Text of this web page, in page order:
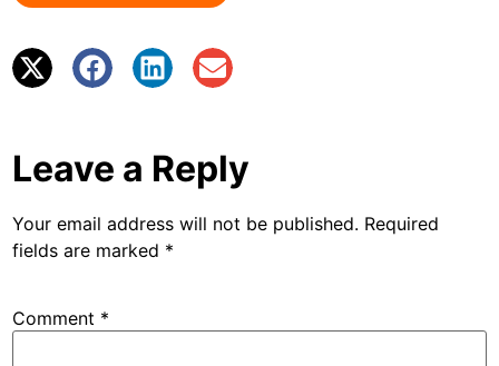
Leave a Reply
Your email address will not be published. Required
fields are marked *
Comment *